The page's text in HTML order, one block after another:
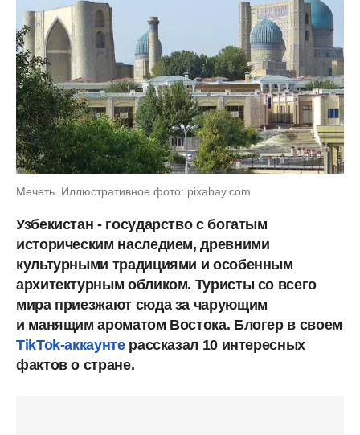
Мечеть. Иллюстративное фото: pixabay.com
Узбекистан - государство с богатым
историческим наследием, древними
культурными традициями и особенным
архитектурным обликом. Туристы со всего
мира приезжают сюда за чарующим
и манящим ароматом Востока. Блогер в своем
TikTok-аккаунтерассказал 10 интересных
фактов о стране.